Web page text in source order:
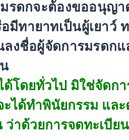
รดกจะต้องขออนุญา
ทายาทเป็นผู้เยาว์
ลงชื่อผู้จัดการมรดก
ด้โดยทั่วไป มิใช่จัดกา
ะได้ทำพินัยกรรม แล
าด้วยการจดทะเบีย